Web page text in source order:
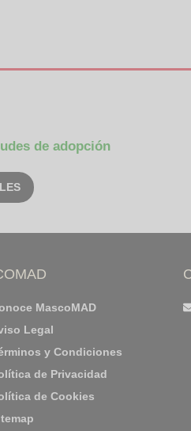
de adopción
MascoMAD
Legal
y Condiciones
de Privacidad
de Cookies